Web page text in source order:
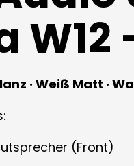
W12
· Weiß Matt ·
(Front)